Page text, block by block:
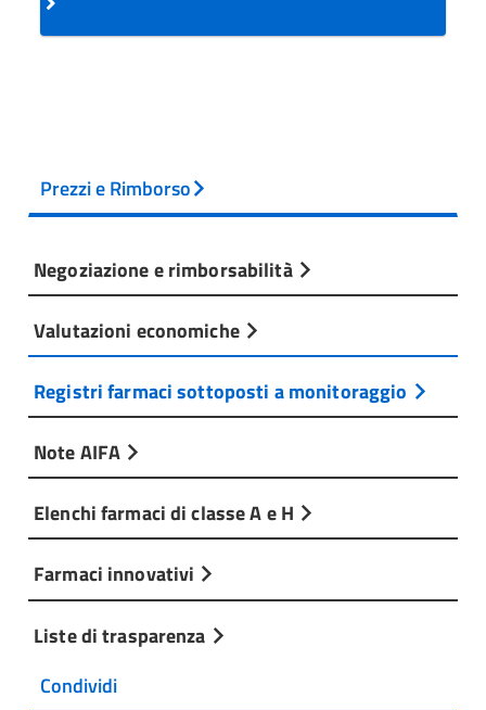
Prezzi e Rimborso
Negoziazione e rimborsabilità
Valutazioni economiche
Registri farmaci sottoposti a monitoraggio
Note AIFA
Elenchi farmaci di classe A e H
Farmaci innovativi
Liste di trasparenza
Condividi